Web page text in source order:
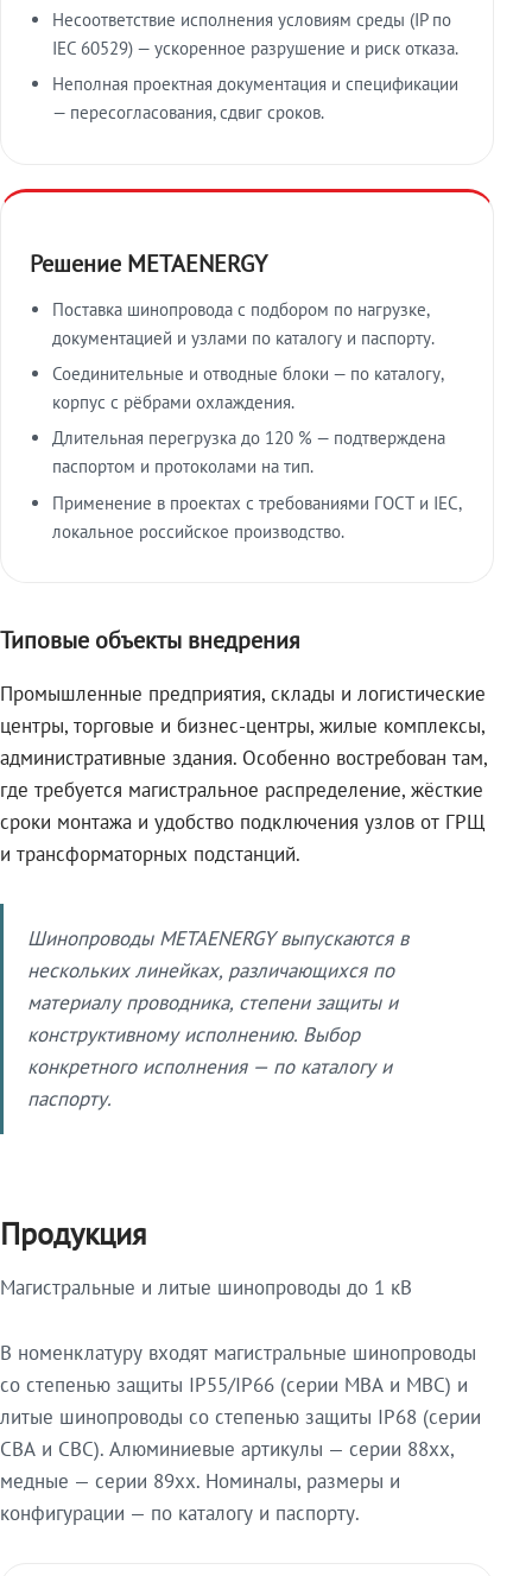
Несоответствие исполнения условиям среды (IP по
IEC 60529) — ускоренное разрушение и риск отказа.
Неполная проектная документация и спецификации
— пересогласования, сдвиг сроков.
Решение METAENERGY
Поставка шинопровода с подбором по нагрузке,
документацией и узлами по каталогу и паспорту.
Соединительные и отводные блоки — по каталогу,
корпус с рёбрами охлаждения.
Длительная перегрузка до 120 % — подтверждена
паспортом и протоколами на тип.
Применение в проектах с требованиями ГОСТ и IEC,
локальное российское производство.
Типовые объекты внедрения
Промышленные предприятия, склады и логистические
центры, торговые и бизнес-центры, жилые комплексы,
административные здания. Особенно востребован там,
где требуется магистральное распределение, жёсткие
сроки монтажа и удобство подключения узлов от ГРЩ
и трансформаторных подстанций.
Шинопроводы METAENERGY выпускаются в
нескольких линейках, различающихся по
материалу проводника, степени защиты и
конструктивному исполнению. Выбор
конкретного исполнения — по каталогу и
паспорту.
Продукция
Магистральные и литые шинопроводы до 1 кВ
В номенклатуру входят магистральные шинопроводы
со степенью защиты IP55/IP66 (серии МВА и МВС) и
литые шинопроводы со степенью защиты IP68 (серии
СВА и СВС). Алюминиевые артикулы — серии 88xx,
медные — серии 89xx. Номиналы, размеры и
конфигурации — по каталогу и паспорту.